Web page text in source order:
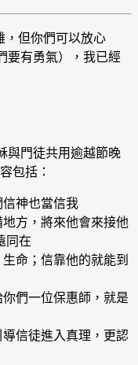
但你們可以放心
要有勇氣），我已經
與門徒共用逾越節晚
包括：
神也當信我
方，將來他會來接他
同在
命；信靠他的就能到
們一位保惠師，就是
信徒進入真理，更認